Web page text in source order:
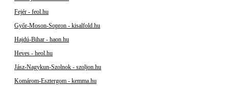
Fejér - feol.hu
Győr-Moson-Sopron - kisalfold.hu
Hajdú-Bihar - haon.hu
Heves - heol.hu
Jász-Nagykun-Szolnok - szoljon.hu
Komárom-Esztergom - kemma.hu